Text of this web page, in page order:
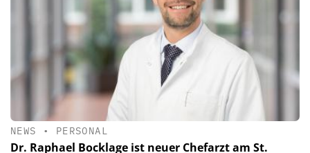
NEWS • PERSONAL
Dr. Raphael Bocklage ist neuer Chefarzt am St.